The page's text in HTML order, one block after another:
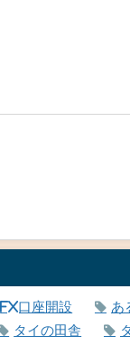
FX口座開設
あ
タイの田舎